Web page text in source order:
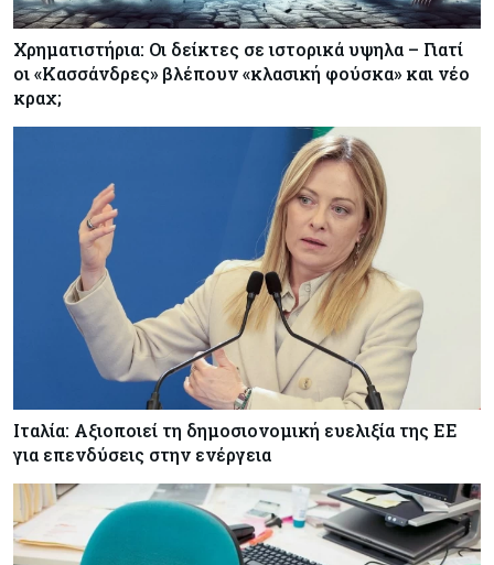
Χρηματιστήρια: Οι δείκτες σε ιστορικά υψηλα – Γιατί
οι «Κασσάνδρες» βλέπουν «κλασική φούσκα» και νέο
κραχ;
Ιταλία: Αξιοποιεί τη δημοσιονομική ευελιξία της ΕΕ
για επενδύσεις στην ενέργεια